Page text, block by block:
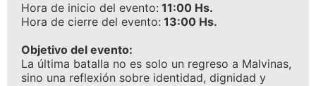
Hora de inicio del evento: 11:00 Hs.
Hora de cierre del evento: 13:00 Hs.
Objetivo del evento:
La última batalla no es solo un regreso a Malvinas,
sino una reflexión sobre identidad, dignidad y